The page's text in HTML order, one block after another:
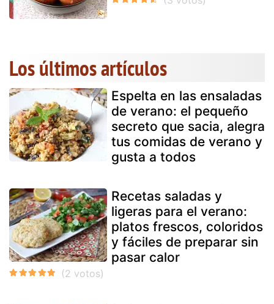
Los últimos artículos
Espelta en las ensaladas
de verano: el pequeño
secreto que sacia, alegra
tus comidas de verano y
gusta a todos
Recetas saladas y
ligeras para el verano:
platos frescos, coloridos
y fáciles de preparar sin
pasar calor